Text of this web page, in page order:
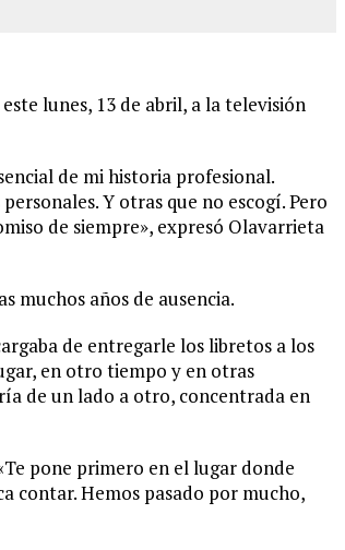
lunes, 13 de abril, a la televisión
de mi historia profesional.
Y otras que no escogí. Pero
de siempre», expresó Olavarrieta
muchos años de ausencia.
de entregarle los libretos a los
en otro tiempo y en otras
de un lado a otro, concentrada en
pone primero en el lugar donde
contar. Hemos pasado por mucho,